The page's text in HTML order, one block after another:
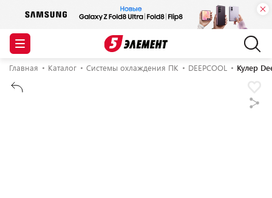
Главная Каталог Системы охлаждения ПК DEEPCOOL Кулер